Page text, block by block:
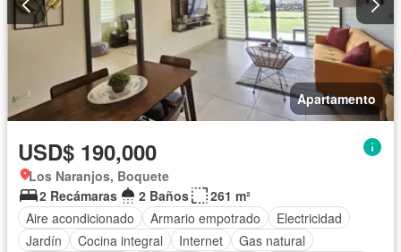
Apartamento
USD$ 190,000
Los Naranjos, Boquete
2 Recámaras
2 Baños
261 m²
Aire acondicionado
Armario empotrado
Electricidad
Jardín
Cocina integral Internet
Gas natural